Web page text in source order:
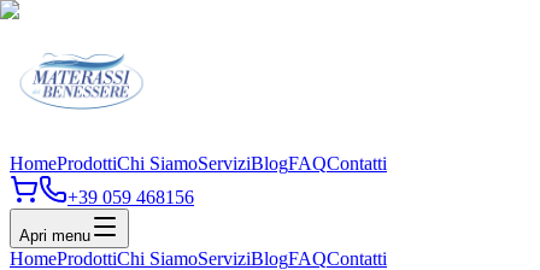
HomeProdottiChi SiamoServiziBlogFAQContatti
+39 059 468156
Apri menu
HomeProdottiChi SiamoServiziBlogFAQContatti